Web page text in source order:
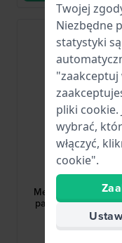
Hirsch
01206070-2-18
Merino 18 mm
pasek ze skóry
294,00 zł
Twojej
Niezbędne
statystyki
pliki cookie.
wybrać,
włączyć,
cookie".